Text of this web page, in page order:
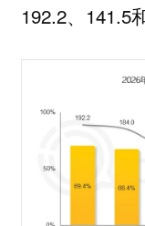
192.2、141.5